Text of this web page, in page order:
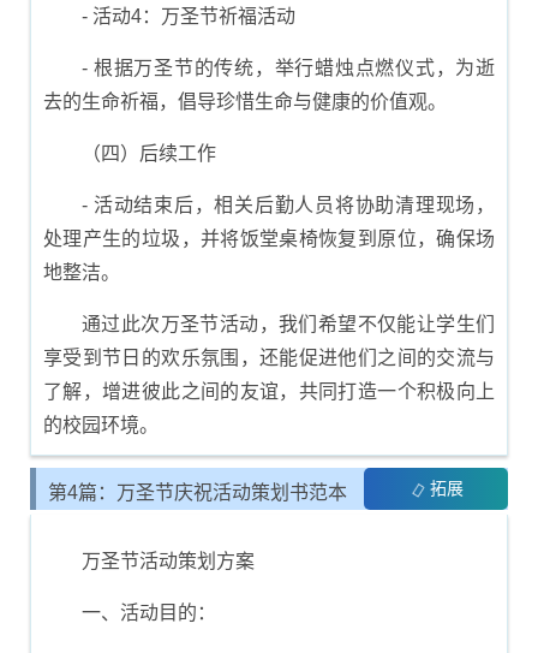
- 活动4：万圣节祈福活动
- 根据万圣节的传统，举行蜡烛点燃仪式，为逝
去的生命祈福，倡导珍惜生命与健康的价值观。
（四）后续工作
- 活动结束后，相关后勤人员将协助清理现场，
处理产生的垃圾，并将饭堂桌椅恢复到原位，确保场
地整洁。
通过此次万圣节活动，我们希望不仅能让学生们
享受到节日的欢乐氛围，还能促进他们之间的交流与
了解，增进彼此之间的友谊，共同打造一个积极向上
的校园环境。
第4篇：万圣节庆祝活动策划书范本 拓展
万圣节活动策划方案
一、活动目的：